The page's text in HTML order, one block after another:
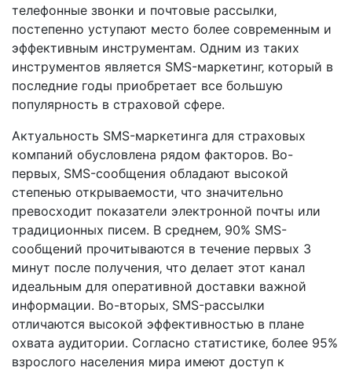
телефонные звонки и почтовые рассылки‚
постепенно уступают место более современным и
эффективным инструментам. Одним из таких
инструментов является SMS-маркетинг‚ который в
последние годы приобретает все большую
популярность в страховой сфере.
Актуальность SMS-маркетинга для страховых
компаний обусловлена рядом факторов. Во-
первых‚ SMS-сообщения обладают высокой
степенью открываемости‚ что значительно
превосходит показатели электронной почты или
традиционных писем. В среднем‚ 90% SMS-
сообщений прочитываются в течение первых 3
минут после получения‚ что делает этот канал
идеальным для оперативной доставки важной
информации. Во-вторых‚ SMS-рассылки
отличаются высокой эффективностью в плане
охвата аудитории. Согласно статистике‚ более 95%
взрослого населения мира имеют доступ к